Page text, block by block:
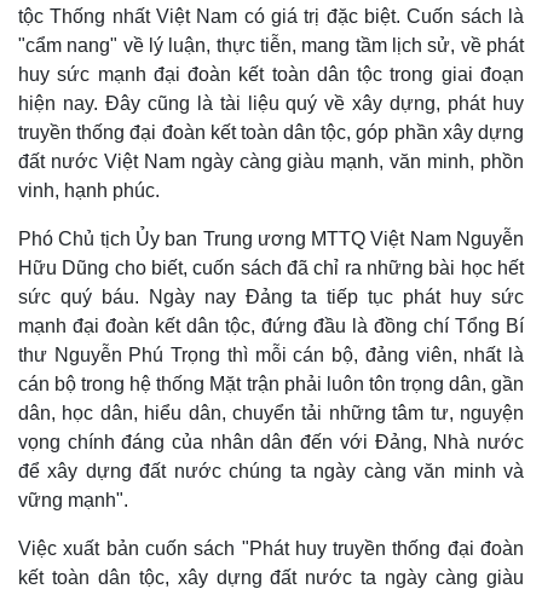
Sức khỏe
Dinh dưỡng - món ngon
Cây thuốc
Sản phụ khoa
Nhi khoa
Nam khoa
Làm đẹp - giảm cân
Phòng mạch online
Ăn sạch sống khỏe
Đời sống
Nhà đẹp
Blog
Tình yêu - Gia đình
tộc Thống nhất Việt Nam có giá trị đặc biệt. Cuốn sách là
"cẩm nang" về lý luận, thực tiễn, mang tầm lịch sử, về phát
huy sức mạnh đại đoàn kết toàn dân tộc trong giai đoạn
hiện nay. Đây cũng là tài liệu quý về xây dựng, phát huy
truyền thống đại đoàn kết toàn dân tộc, góp phần xây dựng
đất nước Việt Nam ngày càng giàu mạnh, văn minh, phồn
vinh, hạnh phúc.
Phó Chủ tịch Ủy ban Trung ương MTTQ Việt Nam Nguyễn
Hữu Dũng cho biết, cuốn sách đã chỉ ra những bài học hết
sức quý báu. Ngày nay Đảng ta tiếp tục phát huy sức
mạnh đại đoàn kết dân tộc, đứng đầu là đồng chí Tổng Bí
thư Nguyễn Phú Trọng thì mỗi cán bộ, đảng viên, nhất là
cán bộ trong hệ thống Mặt trận phải luôn tôn trọng dân, gần
dân, học dân, hiểu dân, chuyển tải những tâm tư, nguyện
vọng chính đáng của nhân dân đến với Đảng, Nhà nước
để xây dựng đất nước chúng ta ngày càng văn minh và
vững mạnh".
Việc xuất bản cuốn sách "Phát huy truyền thống đại đoàn
kết toàn dân tộc, xây dựng đất nước ta ngày càng giàu